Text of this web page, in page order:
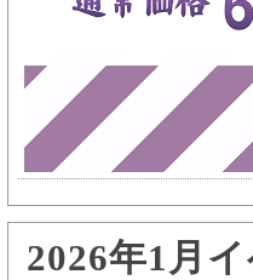
2026年1月